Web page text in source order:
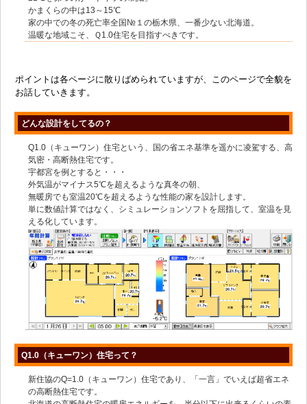
かまくらの中は13～15℃
家の中での冬の死亡率全国№１の栃木県、一番少ない北海道。
温暖な地域こそ、Ｑ1.0住宅を目指すべきです。
ポイントは各ページに散りばめられていますが、このページで全貌を
お話していきます。
どんな設計をしてるの？
Q1.0（キューワン）住宅という、国の省エネ基準を遥かに凌駕する、高
気密・高断熱住宅です。
宇都宮を例とすると・・・
外気温がマイナス5℃を超えるような真冬の朝、
無暖房でも室温20℃を超えるような性能の家を設計します。
単に数値計算ではなく、シミュレーションソフトを屈指して、室温を見
える化しています。
Q1.0（キューワン）住宅って？
新住協のQ=1.0（キューワン）住宅であり、「一言」でいえば超省エネ
の高断熱住宅です。